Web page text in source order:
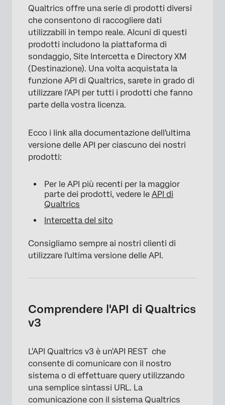
Qualtrics offre una serie di prodotti diversi
che consentono di raccogliere dati
utilizzabili in tempo reale. Alcuni di questi
prodotti includono la piattaforma di
sondaggio, Site Intercetta e Directory XM
(Destinazione). Una volta acquistata la
funzione API di Qualtrics, sarete in grado di
utilizzare l'API per tutti i prodotti che fanno
parte della vostra licenza.
Ecco i link alla documentazione dell'ultima
versione delle API per ciascuno dei nostri
prodotti:
Per le API più recenti per la maggior
parte dei prodotti, vedere le API di
Qualtrics
Intercetta del sito
Consigliamo sempre ai nostri clienti di
utilizzare l'ultima versione delle API.
Comprendere l'API di Qualtrics
v3
L'API Qualtrics v3 è un'API REST che
consente di comunicare con il nostro
sistema o di effettuare query utilizzando
una semplice sintassi URL. La
comunicazione con il sistema Qualtrics